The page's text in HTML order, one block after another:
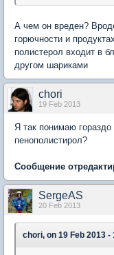
А чем он вреден?
горючности и
полистерол входит в
другом шариками
chori
19 Feb 2013
Я так понимаю
пенополистирол?
Сообщение
SergeAS
20 Feb 2013
chori, on 19 Feb 2013 -